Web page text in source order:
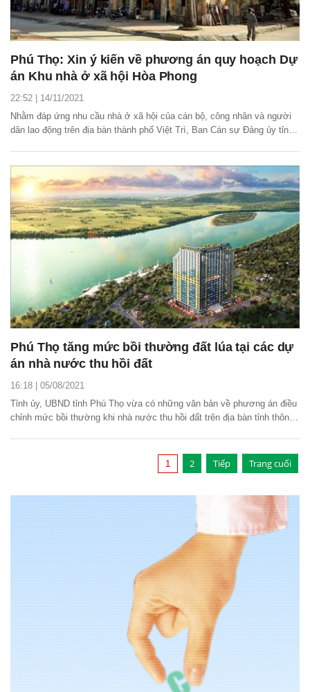
Phú Thọ: Xin ý kiến về phương án quy hoạch Dự
án Khu nhà ở xã hội Hòa Phong
22:52 | 14/11/2021
Nhằm đáp ứng nhu cầu nhà ở xã hội của cán bộ, công nhân và người
dân lao động trên địa bàn thành phố Việt Trì, Ban Cán sự Đảng ủy tỉnh
Phú Thọ tăng mức bồi thường đất lúa tại các dự
án nhà nước thu hồi đất
16:18 | 05/08/2021
Tỉnh ủy, UBND tỉnh Phú Thọ vừa có những văn bản về phương án điều
chỉnh mức bồi thường khi nhà nước thu hồi đất trên địa bàn tỉnh thông
1 2 Tiếp Trang cuối